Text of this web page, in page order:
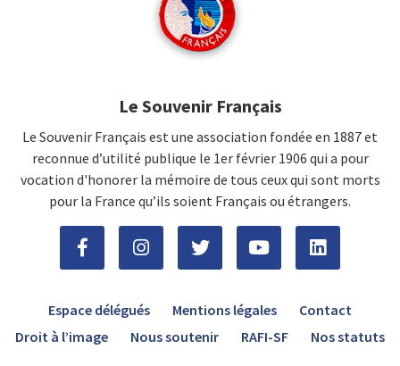
Le Souvenir Français
Le Souvenir Français est une association fondée en 1887 et
reconnue d’utilité publique le 1er février 1906 qui a pour
vocation d'honorer la mémoire de tous ceux qui sont morts
pour la France qu’ils soient Français ou étrangers.
Espace délégués Mentions légales
Contact
Droit à l’image
Nous soutenir RAFI-SF Nos statuts